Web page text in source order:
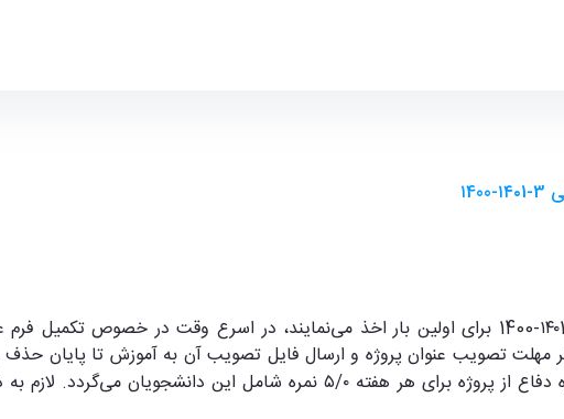
را در نیمسال تابستان سال تحصیلی ۱۴۰1-1400 برای اولین بار اخذ می‌نمایند، در اسرع
۵/۰ نمره شامل این دانشجویان می
گردد. لازم